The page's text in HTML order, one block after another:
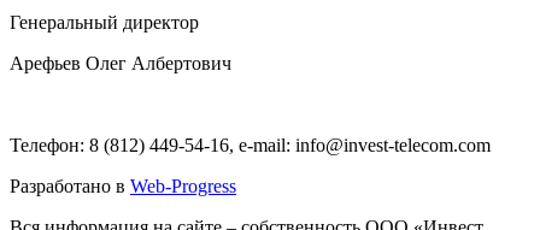
Генеральный директор
Арефьев Олег Албертович
Телефон: 8 (812) 449-54-16, e-mail: info@invest-telecom.com
Разработано в Web-Progress